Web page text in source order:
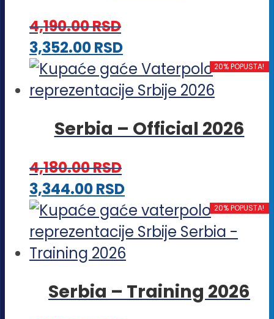
biti
izabrane
na
proizvoda.
4,190.00RSD
3,352.00RSDOvaj
proizvod
ima
varijanti.
biti
izabrane
na
stranici
proizvoda.
20% POPUSTA!
Serbia – Official 2026
4,180.00RSD
3,344.00RSDOvaj
proizvod
ima
više
Opcije
20% POPUSTA!
Serbia – Training 2026